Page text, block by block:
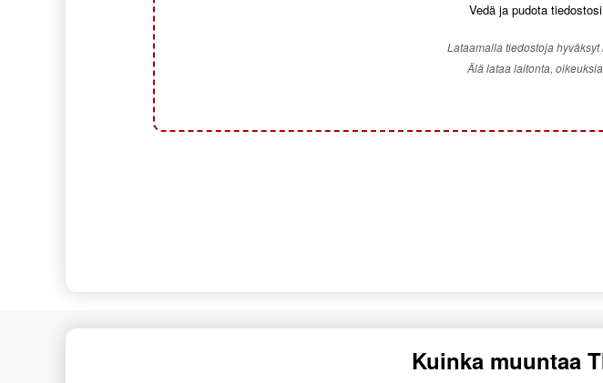
Vedä ja pudota
Lataamalla tiedostoja
Älä lataa laitonta,
Kuinka muuntaa